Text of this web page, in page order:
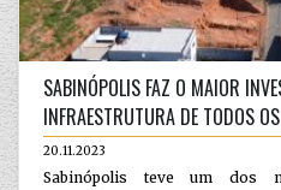
SABINÓPOLIS FAZ O MAIOR
INFRAESTRUTURA DE TODOS
20.11.2023
Sabinópolis teve um dos